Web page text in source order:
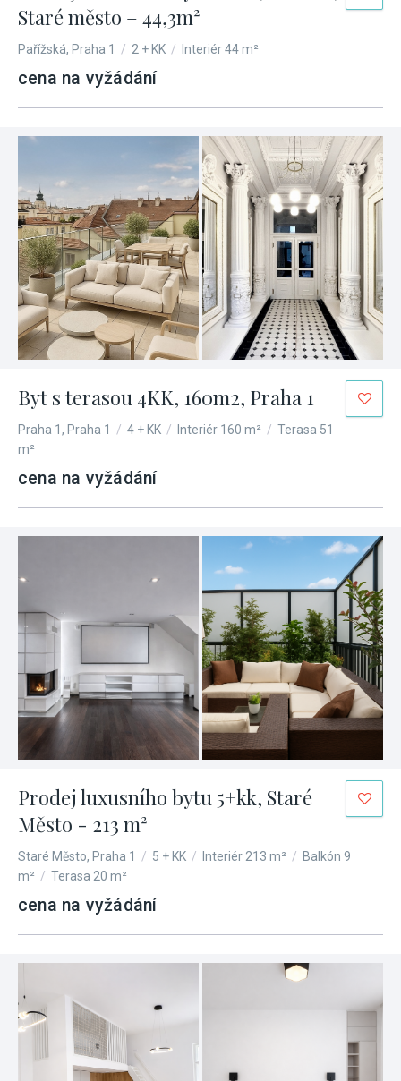
Staré město – 44,3m²
Pařížská, Praha 1 / 2 + KK / Interiér 44 m²
cena na vyžádání
Byt s terasou 4KK, 160m2, Praha 1
Praha 1, Praha 1 / 4 + KK / Interiér 160 m² / Terasa 51
m²
cena na vyžádání
Prodej luxusního bytu 5+kk, Staré
Město - 213 m²
Staré Město, Praha 1 / 5 + KK / Interiér 213 m² / Balkón 9
m² / Terasa 20 m²
cena na vyžádání